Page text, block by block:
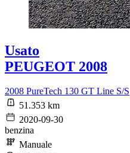
Usato
PEUGEOT 2008
2008 PureTech 130 GT Line S/S
51.353 km
2020-09-30
benzina
Manuale